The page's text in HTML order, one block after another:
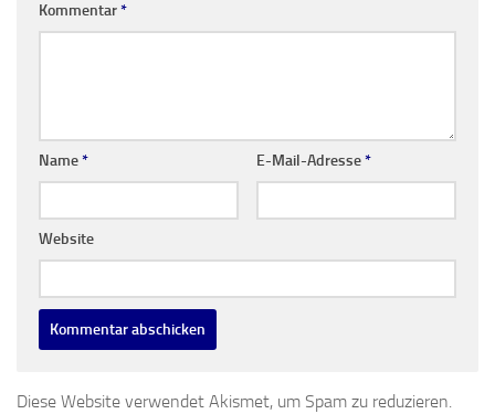
Kommentar*
Name* E-Mail-Adresse*
Website
Diese Website verwendet Akismet, um Spam zu reduzieren.